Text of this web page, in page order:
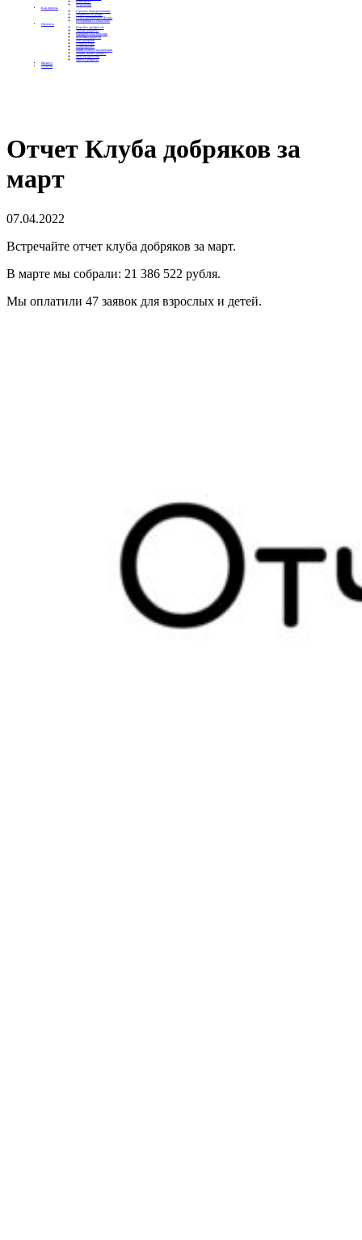
Контакты
Отделения
Как помочь
Сделать пожертвование
Подписка на добро
Стать волонтером фонда
Вечеринки со смыслом
Проекты
Коробка храбрости
Уроки Доброты
Юридическая помощь
Мамины радости
Автодобряки
Добрый торт
Добропробег
Няни особого назначения
Акция «Букет добра»
Фактор времени
Цветы доброты
Бизнесу
Отчеты
Отчет Клуба добряков за
март
07.04.2022
Встречайте отчет клуба добряков за март.
В марте мы собрали: 21 386 522 рубля.
Мы оплатили 47 заявок для взрослых и детей.